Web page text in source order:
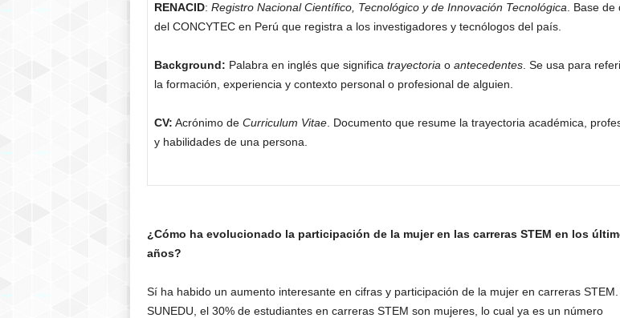
RENACID: Registro Nacional Científico, Tecnológico y de Innovación Tecnológica . Base de
del CONCYTEC en Perú que registra a los investigadores y tecnólogos del país.
Background: Palabra en inglés que significa trayectoria o antecedentes. Se usa para
la formación, experiencia y contexto personal o profesional de alguien.
CV: Acrónimo de Curriculum Vitae. Documento que resume la trayectoria académica,
y habilidades de una persona.
¿Cómo ha evolucionado la participación de la mujer en las carreras STEM en los
años?
Sí ha habido un aumento interesante en cifras y participación de la mujer en carreras
SUNEDU, el 30% de estudiantes en carreras STEM son mujeres, lo cual ya es un número